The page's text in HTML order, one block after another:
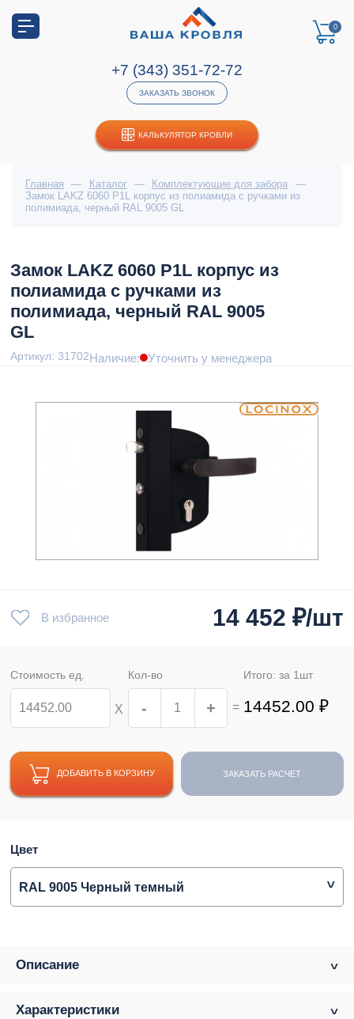
КАЛЬКУЛЯТОР КРОВЛИ
0
+7 (343) 351-72-72
ЗАКАЗАТЬ ЗВОНОК
Главная — Каталог — Комплектующие для забора
—
Замок LAKZ 6060 P1L корпус из полиамида с ручками из
полимиада, черный RAL 9005 GL
Замок LAKZ 6060 P1L корпус из
полиамида с ручками из
полимиада, черный RAL 9005
GL
Артикул: 31702Наличие: Уточнить у менеджера
В избранное 14 452 ₽/шт
Стоимость ед.
Х
Кол-во
- + =
Итого: за 1 шт
14452.00 ₽
ДОБАВИТЬ В КОРЗИНУ ЗАКАЗАТЬ РАСЧЕТ
Цвет
RAL 9005 Черный темный
Описание
Характеристики